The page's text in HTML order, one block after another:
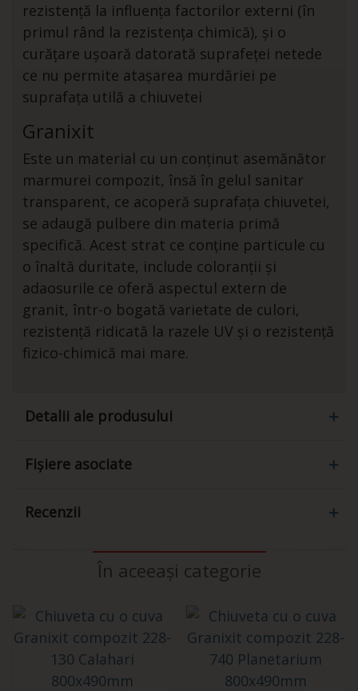
rezistență la influența factorilor externi (în
primul rând la rezistența chimică), și o
curățare ușoară datorată suprafeței netede
ce nu permite atașarea murdăriei pe
suprafața utilă a chiuvetei
Granixit
Este un material cu un conținut asemănător
marmurei compozit, însă în gelul sanitar
transparent, ce acoperă suprafața chiuvetei,
se adaugă pulbere din materia primă
specifică. Acest strat ce conține particule cu
o înaltă duritate, include coloranții și
adaosurile ce oferă aspectul extern de
granit, într-o bogată varietate de culori,
rezistență ridicată la razele UV și o rezistență
fizico-chimică mai mare.
Detalii ale produsului
Fișiere asociate
Recenzii
În aceeași categorie